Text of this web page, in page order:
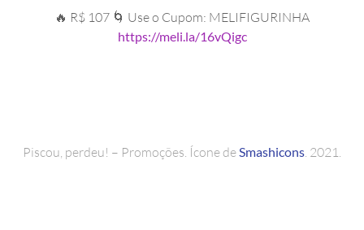
🔥 R$ 107 🌀 Use o Cupom: MELIFIGURINHA
https://meli.la/16vQigc
Piscou, perdeu! – Promoções. Ícone de Smashicons . 2021.